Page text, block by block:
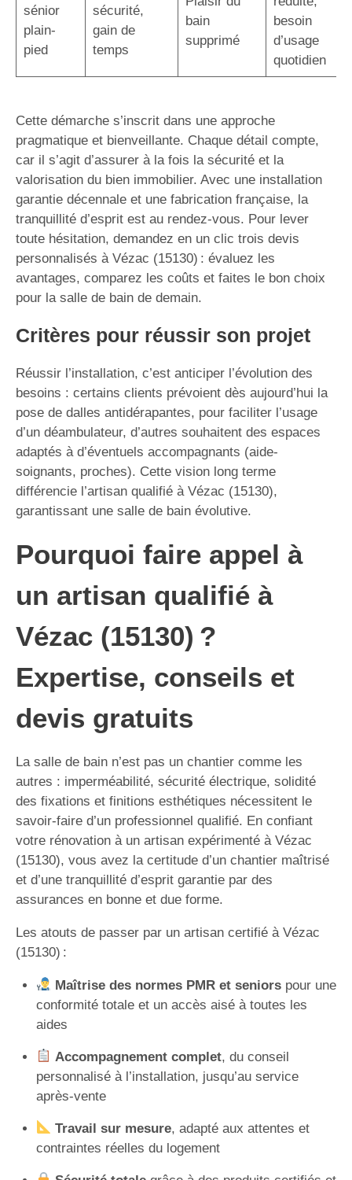
sénior
plain-
pied
sécurité,
gain de
temps
bain
supprimé
besoin
d’usage
quotidien
Cette démarche s’inscrit dans une approche
pragmatique et bienveillante. Chaque détail compte,
car il s’agit d’assurer à la fois la sécurité et la
valorisation du bien immobilier. Avec une installation
garantie décennale et une fabrication française, la
tranquillité d’esprit est au rendez-vous. Pour lever
toute hésitation, demandez en un clic trois devis
personnalisés à Vézac (15130) : évaluez les
avantages, comparez les coûts et faites le bon choix
pour la salle de bain de demain.
Critères pour réussir son projet
Réussir l’installation, c’est anticiper l’évolution des
besoins : certains clients prévoient dès aujourd’hui la
pose de dalles antidérapantes, pour faciliter l’usage
d’un déambulateur, d’autres souhaitent des espaces
adaptés à d’éventuels accompagnants (aide-
soignants, proches). Cette vision long terme
différencie l’artisan qualifié à Vézac (15130),
garantissant une salle de bain évolutive.
Pourquoi faire appel à
un artisan qualifié à
Vézac (15130) ?
Expertise, conseils et
devis gratuits
La salle de bain n’est pas un chantier comme les
autres : imperméabilité, sécurité électrique, solidité
des fixations et finitions esthétiques nécessitent le
savoir-faire d’un professionnel qualifié. En confiant
votre rénovation à un artisan expérimenté à Vézac
(15130), vous avez la certitude d’un chantier maîtrisé
et d’une tranquillité d’esprit garantie par des
assurances en bonne et due forme.
Les atouts de passer par un artisan certifié à Vézac
(15130) :
Maîtrise des normes PMR et seniorspour une
conformité totale et un accès aisé à toutes les
aides
Accompagnement complet, du conseil
personnalisé à l’installation, jusqu’au service
après-vente
Travail sur mesure, adapté aux attentes et
contraintes réelles du logement